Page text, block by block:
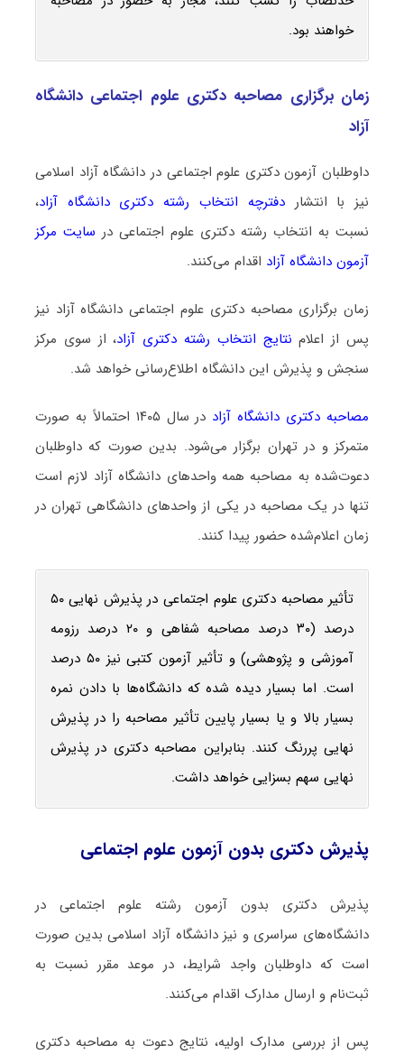
خواهند بود.
زمان برگزاری مصاحبه دکتری علوم اجتماعی دانشگاه
آزاد
داوطلبان آزمون دکتری علوم اجتماعی در دانشگاه آزاد اسلامی
نیز با انتشاردفترچه انتخاب رشته دکتری دانشگاه آزاد،
نسبت به انتخاب رشته دکتری علوم اجتماعی در سایت مرکز
آزمون دانشگاه آزاد اقدام می‌کنند.
زمان برگزاری مصاحبه دکتری علوم اجتماعی دانشگاه آزاد نیز
پس از اعلام نتایج انتخاب رشته دکتری آزاد، از سوی مرکز
سنجش و پذیرش این دانشگاه اطلاع‌رسانی خواهد شد.
مصاحبه دکتری دانشگاه آزاد
در سال ۱۴۰۵ احتمالاً به صورت
متمرکز و در تهران برگزار می‌شود. بدین صورت که داوطلبان
دعوت‌شده به مصاحبه همه واحدهای دانشگاه آزاد لازم است
تنها در یک مصاحبه در یکی از واحدهای دانشگاهی تهران در
زمان اعلام‌شده حضور پیدا کنند.
تأثیر مصاحبه دکتری علوم اجتماعی در پذیرش نهایی ۵۰
درصد (۳۰ درصد مصاحبه شفاهی و ۲۰ درصد رزومه
آموزشی و پژوهشی) و تأثیر آزمون کتبی نیز ۵۰ درصد
است. اما بسیار دیده شده که دانشگاه‌ها با دادن نمره
بسیار بالا و یا بسیار پایین تأثیر مصاحبه را در پذیرش
نهایی پررنگ کنند. بنابراین مصاحبه دکتری در پذیرش
نهایی سهم بسزایی خواهد داشت.
پذیرش دکتری بدون آزمون علوم اجتماعی
پذیرش دکتری بدون آزمون رشته علوم اجتماعی در
دانشگاه‌های سراسری و نیز دانشگاه آزاد اسلامی بدین صورت
است که داوطلبان واجد شرایط، در موعد مقرر نسبت به
ثبت‌نام و ارسال مدارک اقدام می‌کنند.
پس از بررسی مدارک اولیه، نتایج دعوت به مصاحبه دکتری